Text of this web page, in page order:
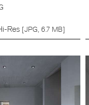
Res [JPG, 6.7 MB]